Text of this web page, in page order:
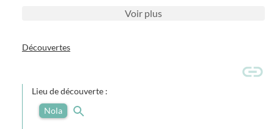
Voir plus
Découvertes
Lieu de découverte :
Nola